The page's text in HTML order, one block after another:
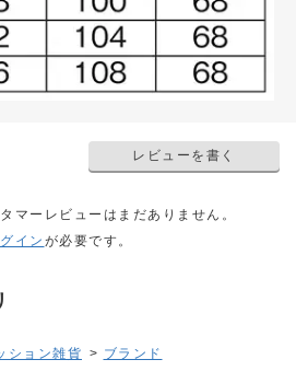
レビューを書く
マーレビューはまだありません。
イン が必要です。
ション雑貨 > ブランド